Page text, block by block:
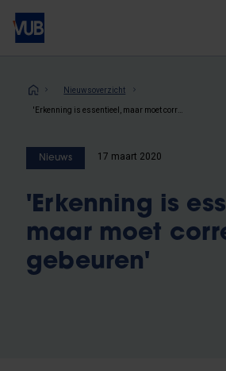
Overslaan
naar
inhoudKruimelpad
Nieuwsoverzicht
Nieuws 17 maart 2020
'Erkenning is
maar moet
gebeuren'